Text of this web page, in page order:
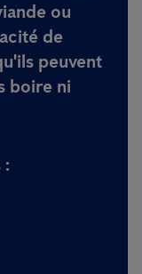
ou
de
peuvent
boire ni
: